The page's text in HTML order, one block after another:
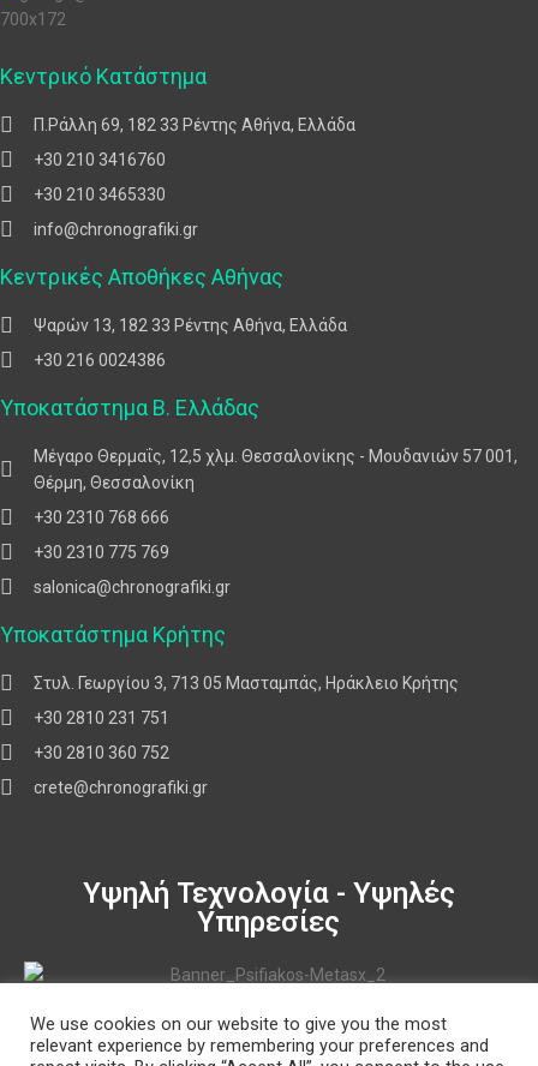
Κεντρικό Κατάστημα
Π.Ράλλη 69, 182 33 Ρέντης Αθήνα, Ελλάδα
+30 210 3416760
+30 210 3465330
info@chronografiki.gr
Κεντρικές Αποθήκες Αθήνας
Ψαρών 13, 182 33 Ρέντης Αθήνα, Ελλάδα
+30 216 0024386
Υποκατάστημα Β. Ελλάδας
Μέγαρο Θερμαΐς, 12,5 χλμ. Θεσσαλονίκης - Μουδανιών 57 001,
Θέρμη, Θεσσαλονίκη
+30 2310 768 666
+30 2310 775 769
salonica@chronografiki.gr
Υποκατάστημα Κρήτης
Στυλ. Γεωργίου 3, 713 05 Μασταμπάς, Ηράκλειο Κρήτης
+30 2810 231 751
+30 2810 360 752
crete@chronografiki.gr
Υψηλή Τεχνολογία - Υψηλές
Υπηρεσίες
Πολιτική Δεδομένων
We use cookies on our website to give you the most
relevant experience by remembering your preferences and